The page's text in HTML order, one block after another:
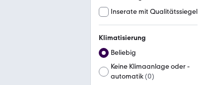
Inserate mit Qualitätssiegel
Klimatisierung
Beliebig
Keine Klimaanlage oder -
automatik(0)